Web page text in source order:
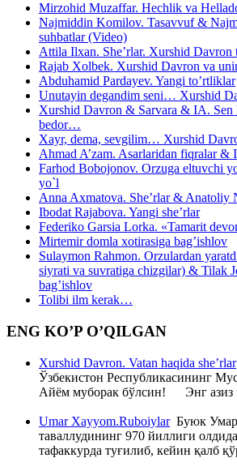
Mirzohid Muzaffar. Hechlik va
Najmiddin Komilov. Tasavvuf &
suhbatlar (Video)
Attila Ilxan. She’rlar. Xurshid Davron
Rajab Xolbek. Xurshid Davron va
Abduhamid Pardayev. Yangi to’rtliklar
Unutayin degandim seni… Xurshid
Xurshid Davron & Sarvara & IA. Sen
bedor…
Xayr, dema, sevgilim… Xurshid
Ahmad A’zam. Asarlaridan fiqralar &
Farhod Bobojonov. Orzuga eltuvchi
yo`l
Anna Axmatova. She’rlar & Anatoliy
Ibodat Rajabova. Yangi she’rlar
Federiko Garsia Lorka. «Tamarit
Mirtemir domla xotirasiga bag’ishlov
Sulaymon Rahmon. Orzulardan
siyrati va suvratiga chizgilar) & Tilak
bag’ishlov
Tolibi ilm kerak…
ENG KO’P O’QILGAN
Xurshid Davron. Vatan haqida she’rlar
Ўзбекистон Республикасининг
Айём муборак бўлсин! Энг азиз
Umar Xayyom.RuboiylarБуюк
таваллудининг 970 йиллиги
тафаккурда туғилиб, кейин қалб